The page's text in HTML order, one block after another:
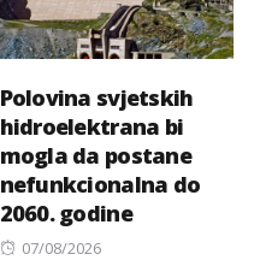
Polovina svjetskih
hidroelektrana bi
mogla da postane
nefunkcionalna do
2060. godine
Posted
07/08/2026